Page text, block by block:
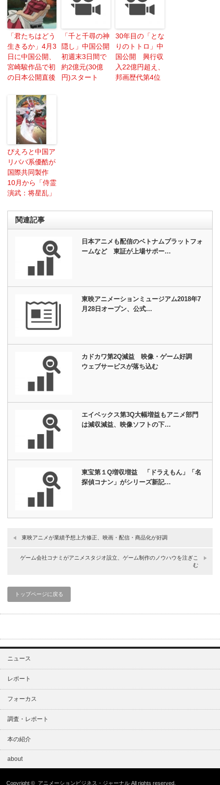
「君たちはどう
生きるか」4月3
日に中国公開、
宮崎駿作品で初
の日本公開直後
「千と千尋の神
隠し」中国公開
初週末3日間で
約2億元(30億
円)スタート
30年目の「とな
りのトトロ」中
国公開 興行収
入22億円超え、
邦画歴代第4位
ぴえろと中国ア
リババ系優酷が
国際共同製作
10月から「侍霊
演武：将星乱」
関連記事
日本アニメも配信のベトナムプラットフォ
ームなど 東証が上場サポー…
東映アニメーションミュージアム2018年7
月28日オープン、公式…
カドカワ第2Q減益 映像・ゲーム好調
ウェブサービスが落ち込む
エイベックス第3Q大幅増益もアニメ部門
は減収減益、映像ソフトの下…
東宝第１Q増収増益 「ドラえもん」「名
探偵コナン」がシリーズ新記…
東映アニメが業績予想上方修正、映画・配信・商品化が好調
ゲーム会社コナミがアニメスタジオ設立、ゲーム制作のノウハウを注ぎこ
む
トップページに戻る
ニュース
レポート
フォーカス
調査・レポート
本の紹介
about
Copyright © アニメーションビジネス・ジャーナル All rights reserved.